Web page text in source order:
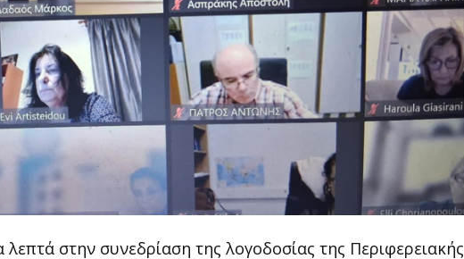
στην συνεδρίαση της λογοδοσίας της Περιφερειακής